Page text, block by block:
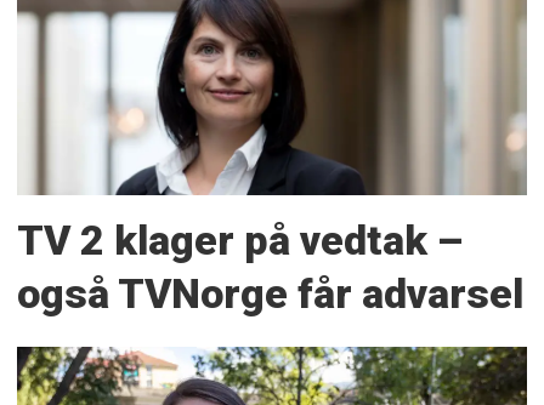
TV 2 klager på vedtak –
også TVNorge får advarsel